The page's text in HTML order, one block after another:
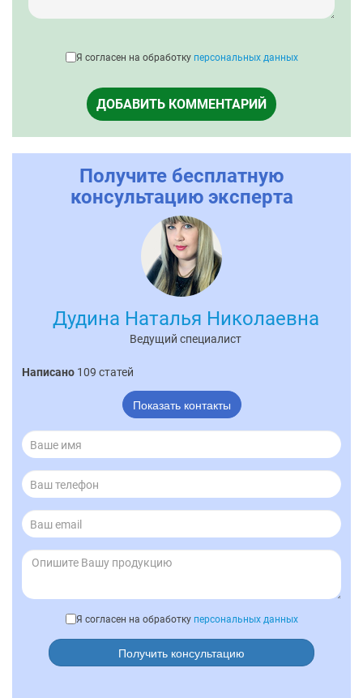
Я согласен на обработку персональных данных
ДОБАВИТЬ КОММЕНТАРИЙ
Получите бесплатную
консультацию эксперта
Дудина Наталья Николаевна
Ведущий специалист
Написано 109 статей
Показать контакты
Я согласен на обработку персональных данных
Получить консультацию